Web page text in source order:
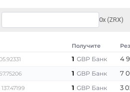
0x (ZRX)
Получите
1 GBP Банк 4
1 GBP Банк 7
1 GBP Банк 3